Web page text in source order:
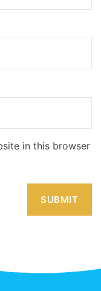
in this browser